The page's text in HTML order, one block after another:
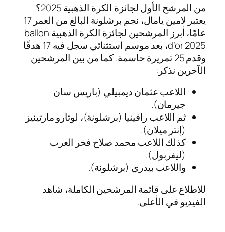
من المرشح الأول لجائزة الكرة الذهبية 2025؟
يعتبر لامين يامال، نجم برشلونة البالغ من العمر 17
عامًا، أبرز المرشحين لجائزة الكرة الذهبية ballon
d’or 2025، بعد موسم استثنائي سجل فيه 17 هدفًا
وقدم 25 تمريرة حاسمة. كما من بين المرشحين
الآخرين نذكر:
اللاعب عثمان ديمبيلي (باريس سان
جيرمان).
ثم اللاعب رافينيا (برشلونة)، لوتارو مارتينيز
(إنتر ميلان).
كذلك اللاعب محمد صلاح فخر العرب
(ليفربول).
واللاعب بيدري (برشلونة).
للاطلاع على قائمة المرشحين الكاملة، شاهد
الفيديو في الأعلى.